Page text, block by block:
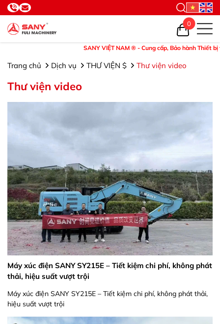
SANY VIỆT NAM ® - Cung cấp, Bảo hành Thiết bị và Phụ
0
Trang chủ Dịch vụ THƯ VIỆN $ Thư viện video
Thư viện video
Máy xúc điện SANY SY215E – Tiết kiệm chi phí, không phát
thải, hiệu suất vượt trội
Máy xúc điện SANY SY215E – Tiết kiệm chi phí, không phát thải,
hiệu suất vượt trội